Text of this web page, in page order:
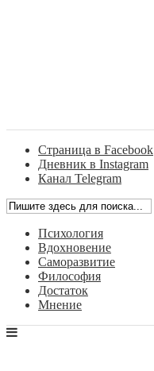
Страница в Facebook
Дневник в Instagram
Канал Telegram
Психология
Вдохновение
Саморазвитие
Философия
Достаток
Мнение